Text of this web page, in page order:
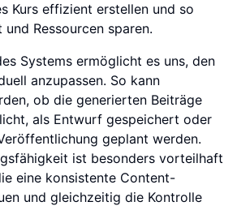
Kurs effizient erstellen und so
Ressourcen sparen.
Systems ermöglicht es uns, den
anzupassen. So kann
ob die generierten Beiträge
als Entwurf gespeichert oder
geplant werden.
ist besonders vorteilhaft
eine konsistente Content-
und gleichzeitig die Kontrolle